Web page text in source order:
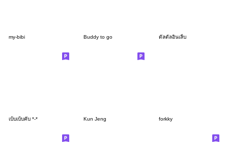
my-bibi Buddy to go ดัลดัลอินเลิ้บ
เบ้บเบ้บคับ *-* Kun Jeng forkky